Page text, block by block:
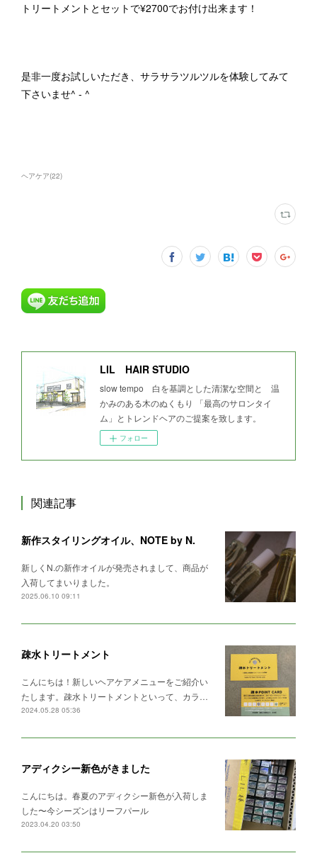
トリートメントとセットで¥2700でお付け出来ます！
是非一度お試しいただき、サラサラツルツルを体験してみて
下さいませ^ - ^
ヘアケア(22)
LIL HAIR STUDIO
slow tempo 白を基調とした清潔な空間と 温
かみのある木のぬくもり 「最高のサロンタイ
ム」とトレンドヘアのご提案を致します。
フォロー
関連記事
新作スタイリングオイル、NOTE by N.
新しくN.の新作オイルが発売されまして、商品が
入荷してまいりました。
2025.06.10 09:11
疎水トリートメント
こんにちは！新しいヘアケアメニューをご紹介い
たします。疎水トリートメントといって、カラ…
2024.05.28 05:36
アディクシー新色がきました
こんにちは。春夏のアディクシー新色が入荷しま
した〜今シーズンはリーフパール
2023.04.20 03:50